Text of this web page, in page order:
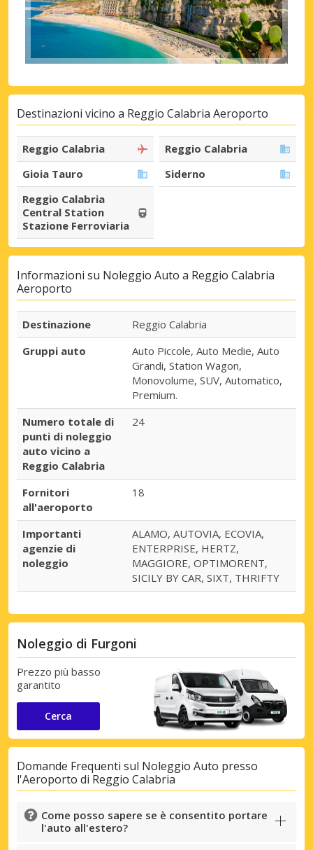
Destinazioni vicino a Reggio Calabria Aeroporto
Reggio Calabria
Reggio Calabria
Gioia Tauro
Siderno
Reggio Calabria
Central Station
Stazione Ferroviaria
Informazioni su Noleggio Auto a Reggio Calabria
Aeroporto
Destinazione
Reggio Calabria
Gruppi auto
Auto Piccole, Auto Medie, Auto
Grandi, Station Wagon,
Monovolume, SUV, Automatico,
Premium.
Numero totale di
punti di noleggio
auto vicino a
Reggio Calabria
24
Fornitori
all'aeroporto
18
Importanti
agenzie di
noleggio
ALAMO, AUTOVIA, ECOVIA,
ENTERPRISE, HERTZ,
MAGGIORE, OPTIMORENT,
SICILY BY CAR, SIXT, THRIFTY
Noleggio di Furgoni
Prezzo più basso
garantito
Cerca
Domande Frequenti sul Noleggio Auto presso
l'Aeroporto di Reggio Calabria
Come posso sapere se è consentito portare
l'auto all'estero?